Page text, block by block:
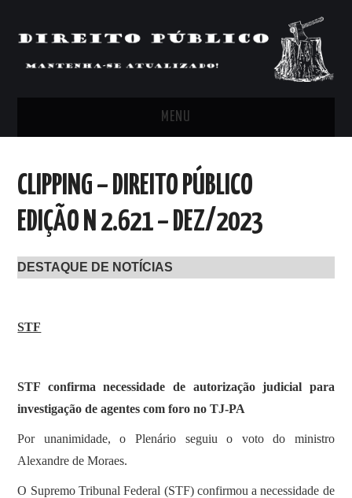
MENU
ARTIGOS, COMENTÁRIOS E PONTOS
DE VISTA
CLIPPING’S
CLIPPING – DIREITO PÚBLICO
EDIÇÃO N 2.621 – DEZ/2023
DESTAQUE DE NOTÍCIAS
STF
STF confirma necessidade de autorização judicial para
investigação de agentes com foro no TJ-PA
Por unanimidade, o Plenário seguiu o voto do ministro
Alexandre de Moraes.
O Supremo Tribunal Federal (STF) confirmou a necessidade de